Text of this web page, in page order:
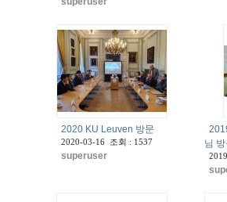
2020 KU Leuven 방문
2020-03-16 조회 : 1537
superuser
님